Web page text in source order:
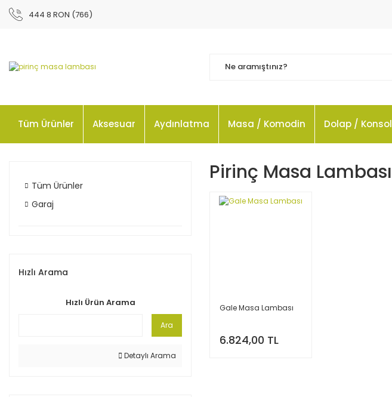
444 8 RON (766)
Tüm Ürünler Aksesuar Aydınlatma Masa / Komodin Dolap / Konsol
Tüm Ürünler
Garaj
Hızlı Arama
Hızlı Ürün Arama
Ara
Detaylı Arama
Pirinç Masa Lambası
Gale Masa Lambası
6.824,00 TL